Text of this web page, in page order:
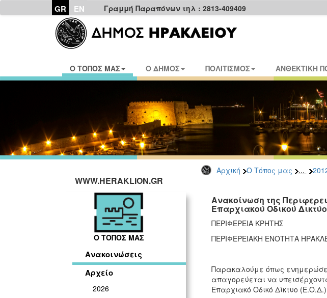
GR EN Γραμμή Παραπόνων τηλ : 2813-409409
Ο ΤΟΠΟΣ ΜΑΣ Ο ΔΗΜΟΣ ΠΟΛΙΤΙΣΜΟΣ ΑΝΘΕΚΤΙΚΗ
Αρχική Ο Τόπος μας ...
WWW.HERAKLION.GR
Ο ΤΟΠΟΣ ΜΑΣ
Ανακοινώσεις
Αρχείο
2026
Ανακοίνωση της
Επαρχιακού Οδικού
ΠΕΡΙΦΕΡΕΙΑ ΚΡΗΤΗΣ
ΠΕΡΙΦΕΡΕΙΑΚΗ ΕΝΟΤΗΤΑ
Παρακαλούμε όπως
απαγορεύεται να
Επαρχιακό Οδικό Δίκτυο